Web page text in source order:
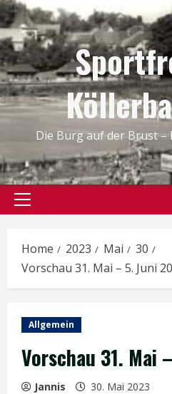
Skip
to
content
Die Burg auf der Brust –
Primary
Home 2023 Mai
30
Vorschau 31. Mai – 5. Juni
Allgemein
Vorschau 31. Mai
Jannis 30. Mai 2023